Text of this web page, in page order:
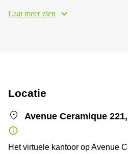
Laat meer zien
Locatie
Avenue Ceramique
Het virtuele kantoor op Avenue